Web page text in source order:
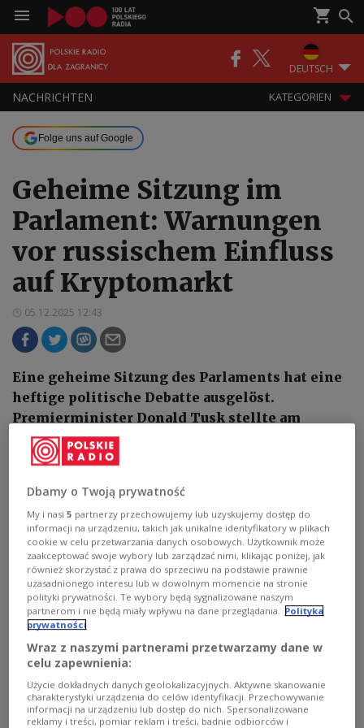
DEUTSCH
NACHRICHTEN KATEGORIEN
Folge uns auf Google
Geheime Sitzung im
Parlament: Warnungen
vor russischem Einfluss
auf Kryptomarkt
05.12.2025 12:43
Eine geheime Sitzung des Parlaments hat eine
heftige politische Debatte ausgelöst.
Premierminister Donald Tusk stellte am
Freitag hinter verschlossenen Türen
Informationen zur Sicherheitslage vor. Nach
Trela (Lewica) waren die Erkenntnisse
„ziemlich schockierend“. Der Premier habe
unter anderem über russische Einflussnahmen
auf den Kryptowährungsmarkt gesprochen.
Dbamy o Twoją prywatność
My i nasi5 partnerzy przechowujemy lub uzyskujemy dostęp do
informacji na urządzeniu, takich jak unikalne identyfikatory w plikach
cookie w celu przetwarzania danych osobowych. Użytkownik może
zaakceptować swoje wybory lub zarządzać nimi, klikając poniżej, jak
również skorzystać z prawa do sprzeciwu na podstawie prawnie
uzasadnionego interesu lub w dowolnym momencie na stronie
polityki prywatności. Te wybory będą sygnalizowane naszym
partnerom i nie będą miały wpływu na dane przeglądania.
Polityka
prywatności
Wraz z naszymi partnerami przetwarzamy dane w
celu zapewnienia:
Użycie dokładnych danych geolokalizacyjnych. Aktywne skanowanie
charakterystyki urządzenia do celów identyfikacji. Przechowywanie
informacji na urządzeniu lub dostęp do nich. Spersonalizowane
reklamy i treści, pomiar reklam i treści, badnie odbiorców i